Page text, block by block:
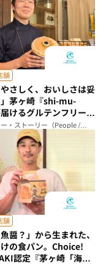
舗
やさしく、おいしさは妥
茅ヶ崎『shi-mu-
けるグルテンフリーシ
キのこだわり（神奈川
・ストーリー（People /
舗
魚醤？」から生まれた、
の食パン。Choice!
認定『茅ヶ崎「海の